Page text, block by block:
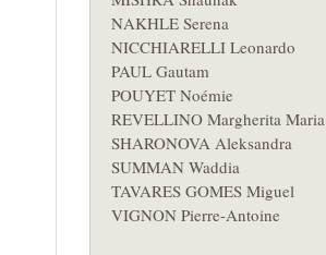
NAKHLE Serena
NICCHIARELLI Leonardo
PAUL Gautam
POUYET Noémie
REVELLINO Margherita Maria
SHARONOVA Aleksandra
SUMMAN Waddia
TAVARES GOMES Miguel
VIGNON Pierre-Antoine